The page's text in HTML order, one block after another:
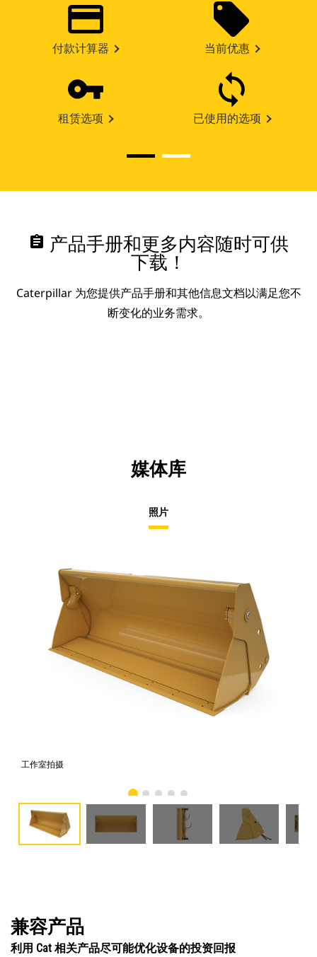
付款计算器 当前优惠
租赁选项 已使用的选项
assignment 产品手册和更多内容随时可供
下载！
Caterpillar 为您提供产品手册和其他信息文档以满足您不
断变化的业务需求。
媒体库
照片
工作室拍摄
兼容产品
利用 Cat 相关产品尽可能优化设备的投资回报